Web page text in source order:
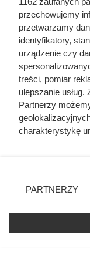
6-12.08
6-12.08
6-12.08
6-12.08
przechowujemy
przetwarzamy
identyfikatory,
urządzenie czy
treści, pomiar
ulepszanie
Partnerzy
charakterystykę
zmienić/wycofać
znajdujący się w
rodzaje
użytkownika, ale
przetwarzaniu.
PARTNERZY